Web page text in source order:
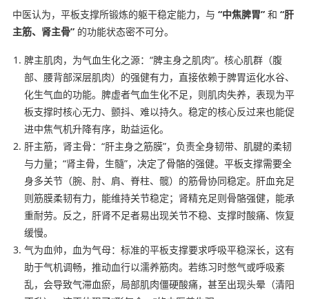
中医认为，平板支撑所锻炼的躯干稳定能力，与 “中焦脾胃”和 “肝
主筋、肾主骨”的功能状态密不可分。
脾主肌肉，为气血生化之源：“脾主身之肌肉”。核心肌群（腹
部、腰背部深层肌肉）的强健有力，直接依赖于脾胃运化水谷、
化生气血的功能。脾虚者气血生化不足，则肌肉失养，表现为平
板支撑时核心无力、颤抖、难以持久。稳定的核心反过来也能促
进中焦气机升降有序，助益运化。
肝主筋，肾主骨：“肝主身之筋膜”，负责全身韧带、肌腱的柔韧
与力量；“肾主骨，生髓”，决定了骨骼的强健。平板支撑需要全
身多关节（腕、肘、肩、脊柱、髋）的筋骨协同稳定。肝血充足
则筋膜柔韧有力，能维持关节稳定；肾精充足则骨骼强健，能承
重耐劳。反之，肝肾不足者易出现关节不稳、支撑时酸痛、恢复
缓慢。
气为血帅，血为气母：标准的平板支撑要求呼吸平稳深长，这有
助于气机调畅，推动血行以濡养筋肉。若练习时憋气或呼吸紊
乱，会导致气滞血瘀，局部肌肉僵硬酸痛，甚至出现头晕（清阳